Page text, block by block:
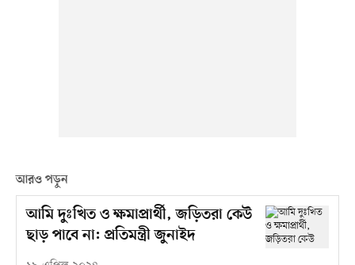
আরও পড়ুন
আমি দুঃখিত ও ক্ষমাপ্রার্থী, জড়িতরা কেউ
ছাড় পাবে না: প্রতিমন্ত্রী জুনাইদ